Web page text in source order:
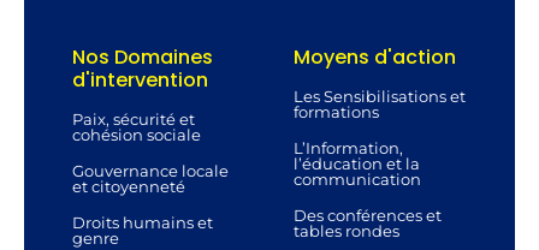
Nos Domaines
d'intervention
Paix, sécurité et
cohésion sociale
Gouvernance locale
et citoyenneté
Droits humains et
genre
Moyens d'action
Les Sensibilisations et
formations
L’Information,
l’éducation et la
communication
Des conférences et
tables rondes